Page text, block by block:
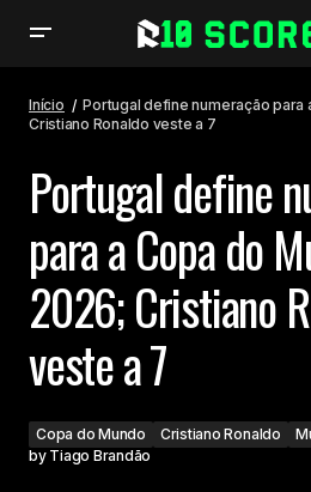
Ronaldo veste a 7
Início
Portugal define numeração para
Cristiano Ronaldo veste a 7
Portugal define
para a Copa do
2026; Cristiano
veste a 7
Copa do Mundo Cristiano Ronaldo
by Tiago Brandão